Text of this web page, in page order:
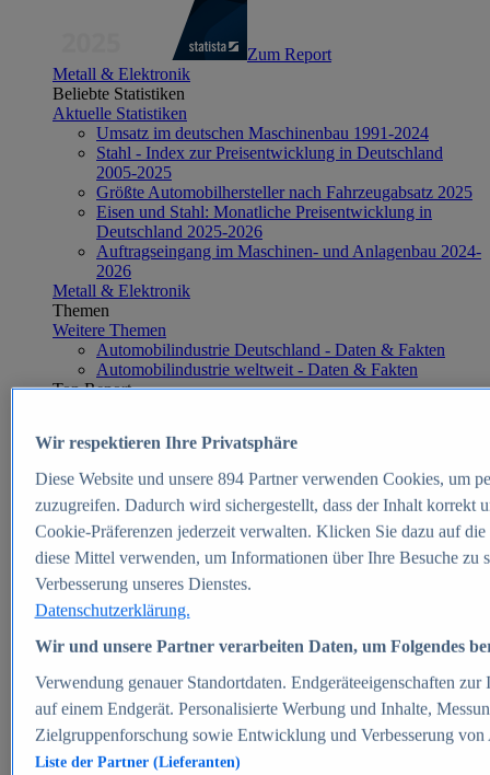
Zum Report
Metall & Elektronik
Beliebte Statistiken
Aktuelle Statistiken
Umsatz im deutschen Maschinenbau 1991-2024
Stahl - Index zur Preisentwicklung in Deutschland
2005-2025
Größte Automobilhersteller nach Fahrzeugabsatz 2025
Eisen und Stahl: Monatliche Preisentwicklung in
Deutschland 2025-2026
Auftragseingang im Maschinen- und Anlagenbau 2024-
2026
Metall & Elektronik
Themen
Weitere Themen
Automobilindustrie Deutschland - Daten & Fakten
Automobilindustrie weltweit - Daten & Fakten
Top Report
Zum Report
E-commerce
Beliebte Statistiken
Aktuelle Statistiken
E-Commerce - Entwicklung des Umsatzes in
Deutschland 1999-2025
Umsatz von Amazon in Deutschland und weltweit
2010-2025
B2C-E-Commerce: Top-50 Online Shops in
Deutschland 2024
Marktanteile von Online-Zahlungsverfahren in
Deutschland 2024
Umsatzstarke Warengruppen im Online-Handel in
Deutschland 2023-2025
Wir respektieren Ihre Privatsphäre
Diese Website und unsere 894Partner verwenden Cookies, um
zuzugreifen. Dadurch wird sichergestellt, dass der Inhalt korrekt
Cookie-Präferenzen jederzeit verwalten. Klicken Sie dazu auf
diese Mittel verwenden, um Informationen über Ihre Besuche
Verbesserung unseres Dienstes.
Datenschutzerklärung.
Wir und unsere Partner verarbeiten Daten, um Folgendes
Verwendung genauer Standortdaten. Endgeräteeigenschaften
auf einem Endgerät. Personalisierte Werbung und Inhalte,
Zielgruppenforschung sowie Entwicklung und Verbesserung von
Liste der Partner (Lieferanten)